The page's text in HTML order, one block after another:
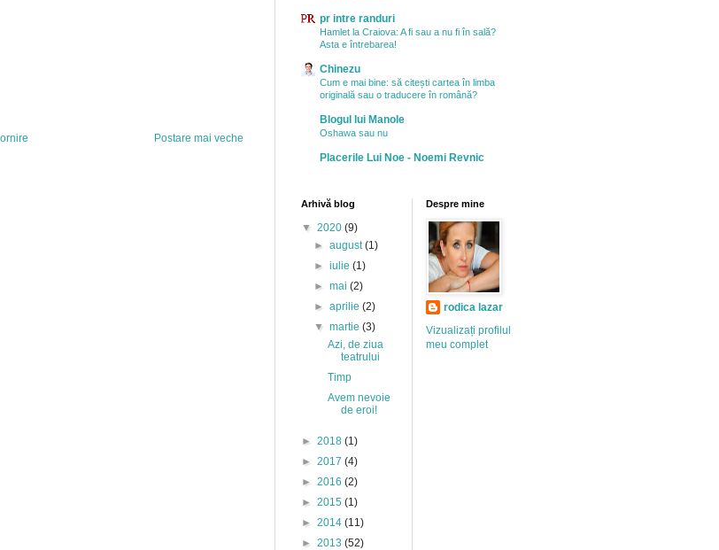
Postare mai veche
pr intre randuri
Hamlet la Craiova: A fi sau a nu fi în sală?
Asta e întrebarea!
Chinezu
Cum e mai bine: să citești cartea în limba
originală sau o traducere în română?
Blogul lui Manole
Oshawa sau nu
Placerile Lui Noe - Noemi Revnic
Arhivă blog
▼ 2020 (9)
►august(1)
►iulie(1)
►mai(2)
►aprilie(2)
▼martie(3)
Azi, de ziua
teatrului
Timp
Avem nevoie
de eroi!
► 2018 (1)
► 2017 (4)
► 2016 (2)
► 2015 (1)
► 2014 (11)
► 2013 (52)
Despre mine
rodica lazar
Vizualizați profilul
meu complet